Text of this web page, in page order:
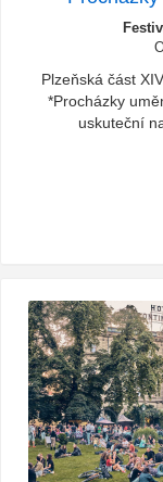
Plzeňská část
*Procházky
uskuteční